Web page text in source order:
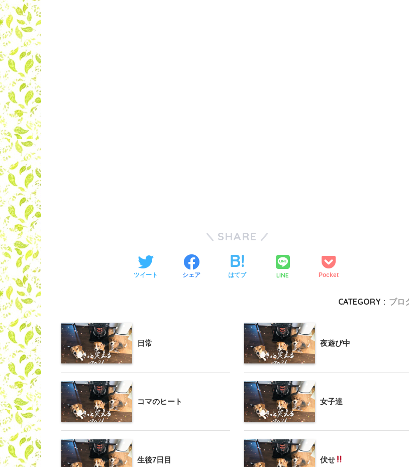
SHARE
ツイート シェア はてブ LINE Pocket
CATEGORY : ブロ
日常 夜遊び中
コマのヒート 女子達
生後7日目 伏せ